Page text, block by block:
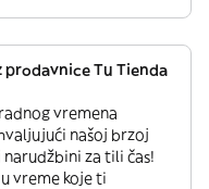
prodavnice Tu Tienda
vremena
našoj brzoj
za tili čas!
vreme koje ti